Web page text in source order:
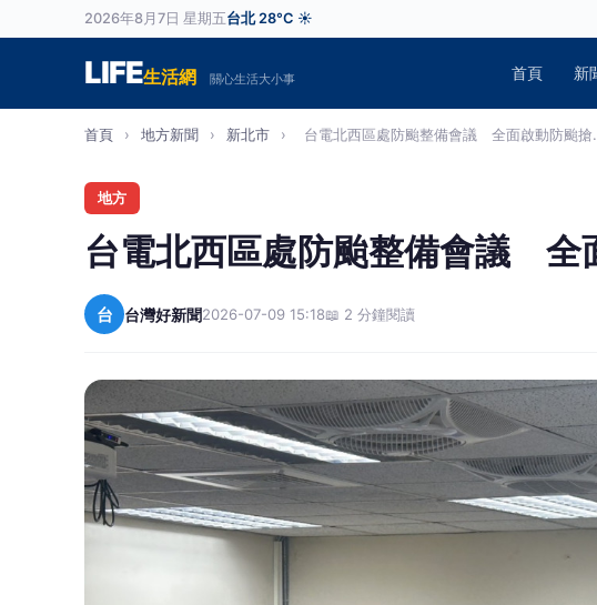
2026年8月7日 星期五台北 28°C ☀️
LIFE生活網 關心生活大小事 首頁 新
首頁 › 地方新聞 › 新北市 › 台電北西區處防颱整備會議 全面啟動防颱搶
地方
台電北西區處防颱整備會議 全
台 台灣好新聞2026-07-09 15:18📖 2 分鐘閱讀